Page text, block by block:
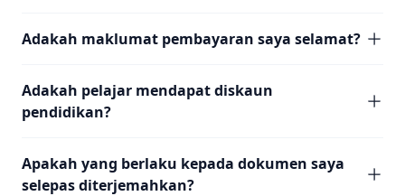
Adakah maklumat pembayaran saya selamat?
Adakah pelajar mendapat diskaun
pendidikan?
Apakah yang berlaku kepada dokumen saya
selepas diterjemahkan?